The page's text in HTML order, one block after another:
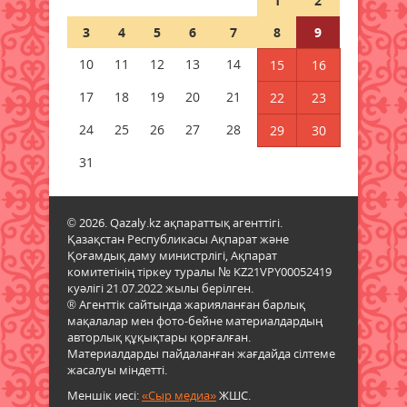
Синоптиктер дабыл қақты:
Қазақстанда аптап +43 градусқа
жетеді
09 тамыз 2026 ж.
Құрметті зейнет демалысына
шығарып салды
«Таза Қазақстан» жалпыұлттық
экологиялық акциясы аясында
сенбілік өтті
09 тамыз 2026 ж. 42
Қазалы қаласында жаңа спорт
алаңы ашылды
09 тамыз 2026 ж.
3
4 5 6 7 8
9
10
11 12 13 14 15
16
17
18 19 20 21 22
23
24
25 26 27 28 29
30
31
© 2026. Qazaly.kz ақпараттық агенттігі.
Қазақстан Республикасы Ақпарат және
Қоғамдық даму министрлігі, Ақпарат
комитетінің тіркеу туралы № KZ21VPY00052419
куәлігі 21.07.2022 жылы берілген.
® Агенттік сайтында жарияланған барлық
мақалалар мен фото-бейне материалдардың
авторлық құқықтары қорғалған.
Материалдарды пайдаланған жағдайда сілтеме
жасалуы міндетті.
Меншік иесі:«Сыр медиа»ЖШС.